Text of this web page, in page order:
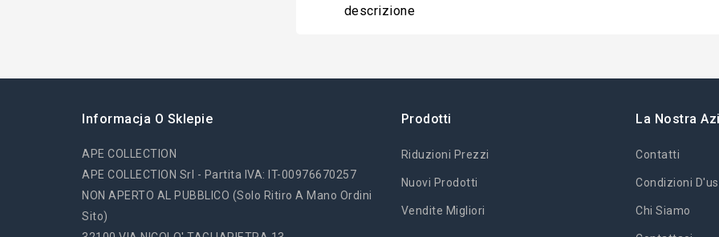
descrizione
Informacja O Sklepie
APE COLLECTION
APE COLLECTION Srl - Partita IVA: IT-00976670257
NON APERTO AL PUBBLICO (solo Ritiro A Mano Ordini
Sito)
Prodotti
Riduzioni Prezzi
Nuovi Prodotti
Vendite Migliori
La Nostra
Contatti
Condizioni
Chi Siamo